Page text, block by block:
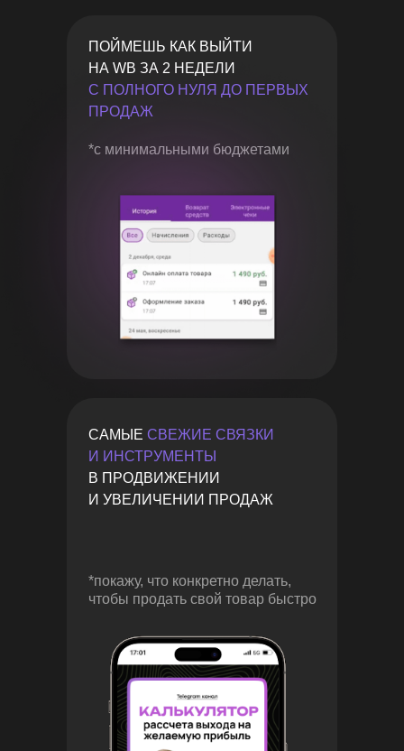
*с минимальными бюджетами
ПОЙМЕШЬ КАК ВЫЙТИ
НА WB ЗА 2 НЕДЕЛИ
С ПОЛНОГО НУЛЯ ДО ПЕРВЫХ
ПРОДАЖ
САМЫЕ СВЕЖИЕ СВЯЗКИ
И ИНСТРУМЕНТЫ
В ПРОДВИЖЕНИИ
И УВЕЛИЧЕНИИ ПРОДАЖ
*покажу, что конкретно делать,
чтобы продать свой товар быстро